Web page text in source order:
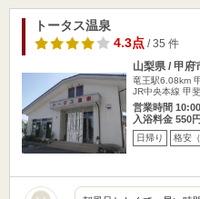
トータス温泉
4.3点/ 35 件
山梨県 / 甲府
竜王駅6.08km
JR中央本線 甲
営業時間
入浴料金 550
日帰り 格安